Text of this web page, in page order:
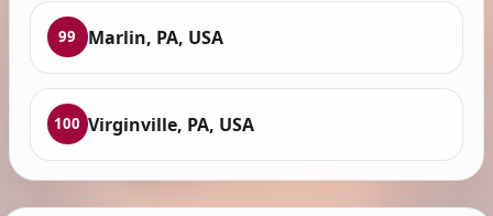
99 Marlin, PA, USA
100 Virginville, PA, USA